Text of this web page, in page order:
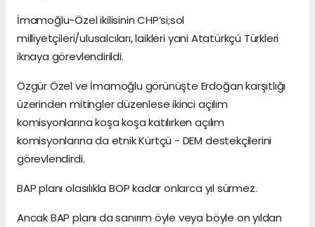
İmamoğlu-Özel ikilisinin CHP’si;sol
milliyetçileri/ulusalcıları, laikleri yani Atatürkçü Türkleri
iknaya görevlendirildi.
Özgür Özel ve İmamoğlu görünüşte Erdoğan karşıtlığı
üzerinden mitingler düzenlese ikinci açılım
komisyonlarına koşa koşa katılırken açılım
komisyonlarına da etnik Kürtçü - DEM destekçilerini
görevlendirdi.
BAP planı olasılıkla BOP kadar onlarca yıl sürmez.
Ancak BAP planı da sanırım öyle veya böyle on yıldan